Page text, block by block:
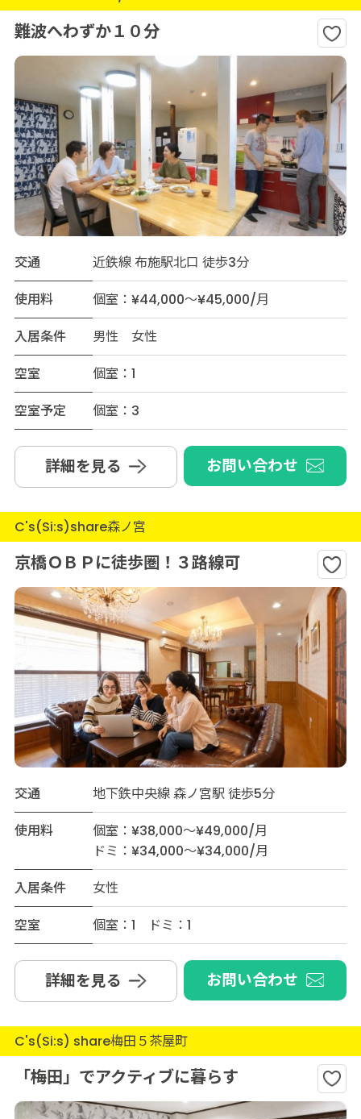
難波へわずか１０分
交通
近鉄線 布施駅北口 徒歩3分
使用料
個室：¥44,000～¥45,000/月
入居条件
男性 女性
空室
個室：1
空室予定
個室：3
詳細を見る お問い合わせ
C's(Si:s)share森ノ宮
京橋ＯＢＰに徒歩圏！３路線可
交通
地下鉄中央線 森ノ宮駅 徒歩5分
使用料
個室：¥38,000～¥49,000/月
ドミ：¥34,000～¥34,000/月
入居条件
女性
空室
個室：1 ドミ：1
詳細を見る お問い合わせ
C's(Si:s) share梅田５茶屋町
「梅田」でアクティブに暮らす